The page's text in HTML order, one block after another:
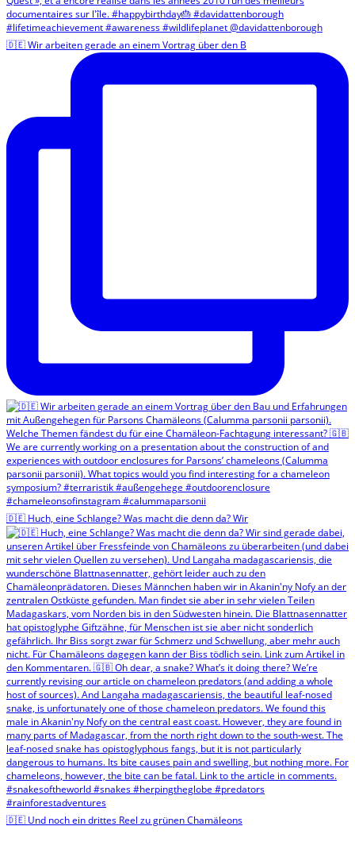
🇩🇪 Wir arbeiten gerade an einem Vortrag über den B
🇩🇪 Huch, eine Schlange? Was macht die denn da? Wir
🇩🇪 Und noch ein drittes Reel zu grünen Chamäleons